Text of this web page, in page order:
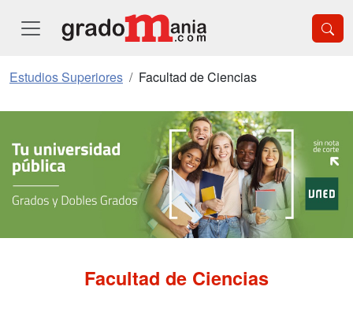
Estudios Superiores Facultad de Ciencias
Facultad de Ciencias